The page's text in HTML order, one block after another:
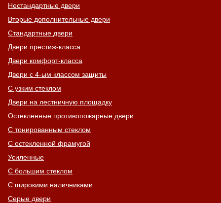
Нестандартные двери
Вторые дополнительные двери
Стандартные двери
Двери престиж-класса
Двери комфорт-класса
Двери с 4-ым классом защиты
С узким стеклом
Двери на лестничную площадку
Остекленные противопожарные двери
С тонированным стеклом
С остекленной фрамугой
Усиленные
С большим стеклом
С широкими наличниками
Серые двери